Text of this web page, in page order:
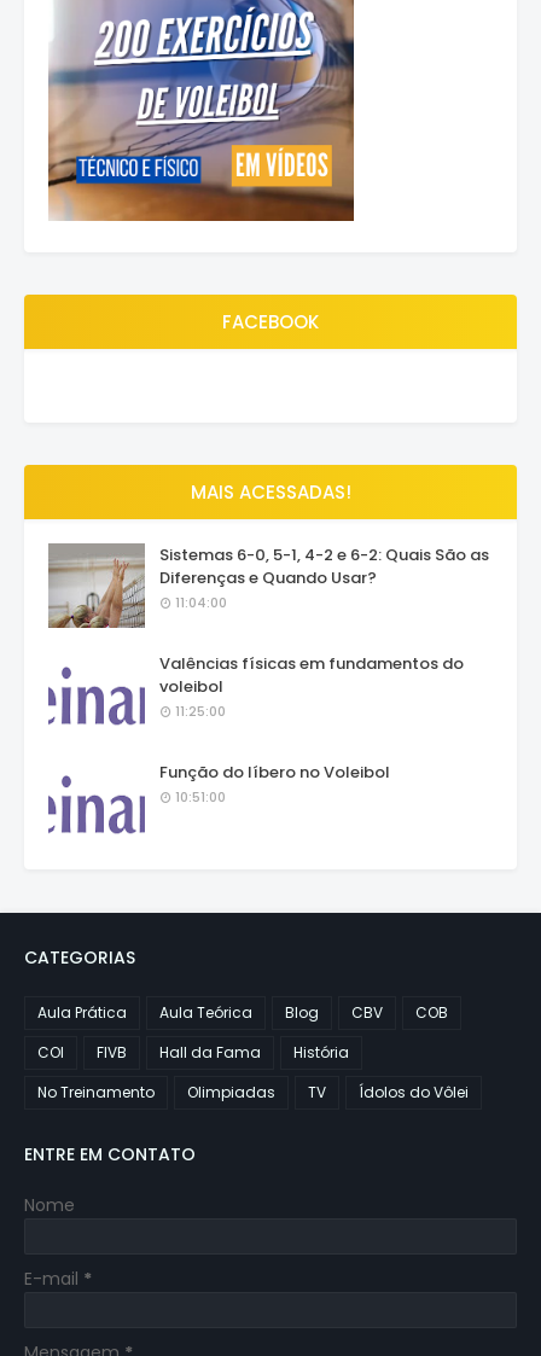
FACEBOOK
MAIS ACESSADAS!
Sistemas 6-0, 5-1, 4-2 e 6-2: Quais São as
Diferenças e Quando Usar?
11:04:00
Valências físicas em fundamentos do
voleibol
11:25:00
Função do líbero no Voleibol
10:51:00
CATEGORIAS
Aula Prática Aula Teórica Blog CBV
COB
COI
FIVB Hall da Fama
História
No Treinamento
Olimpiadas TV Ídolos do Vôlei
ENTRE EM CONTATO
Nome
E-mail *